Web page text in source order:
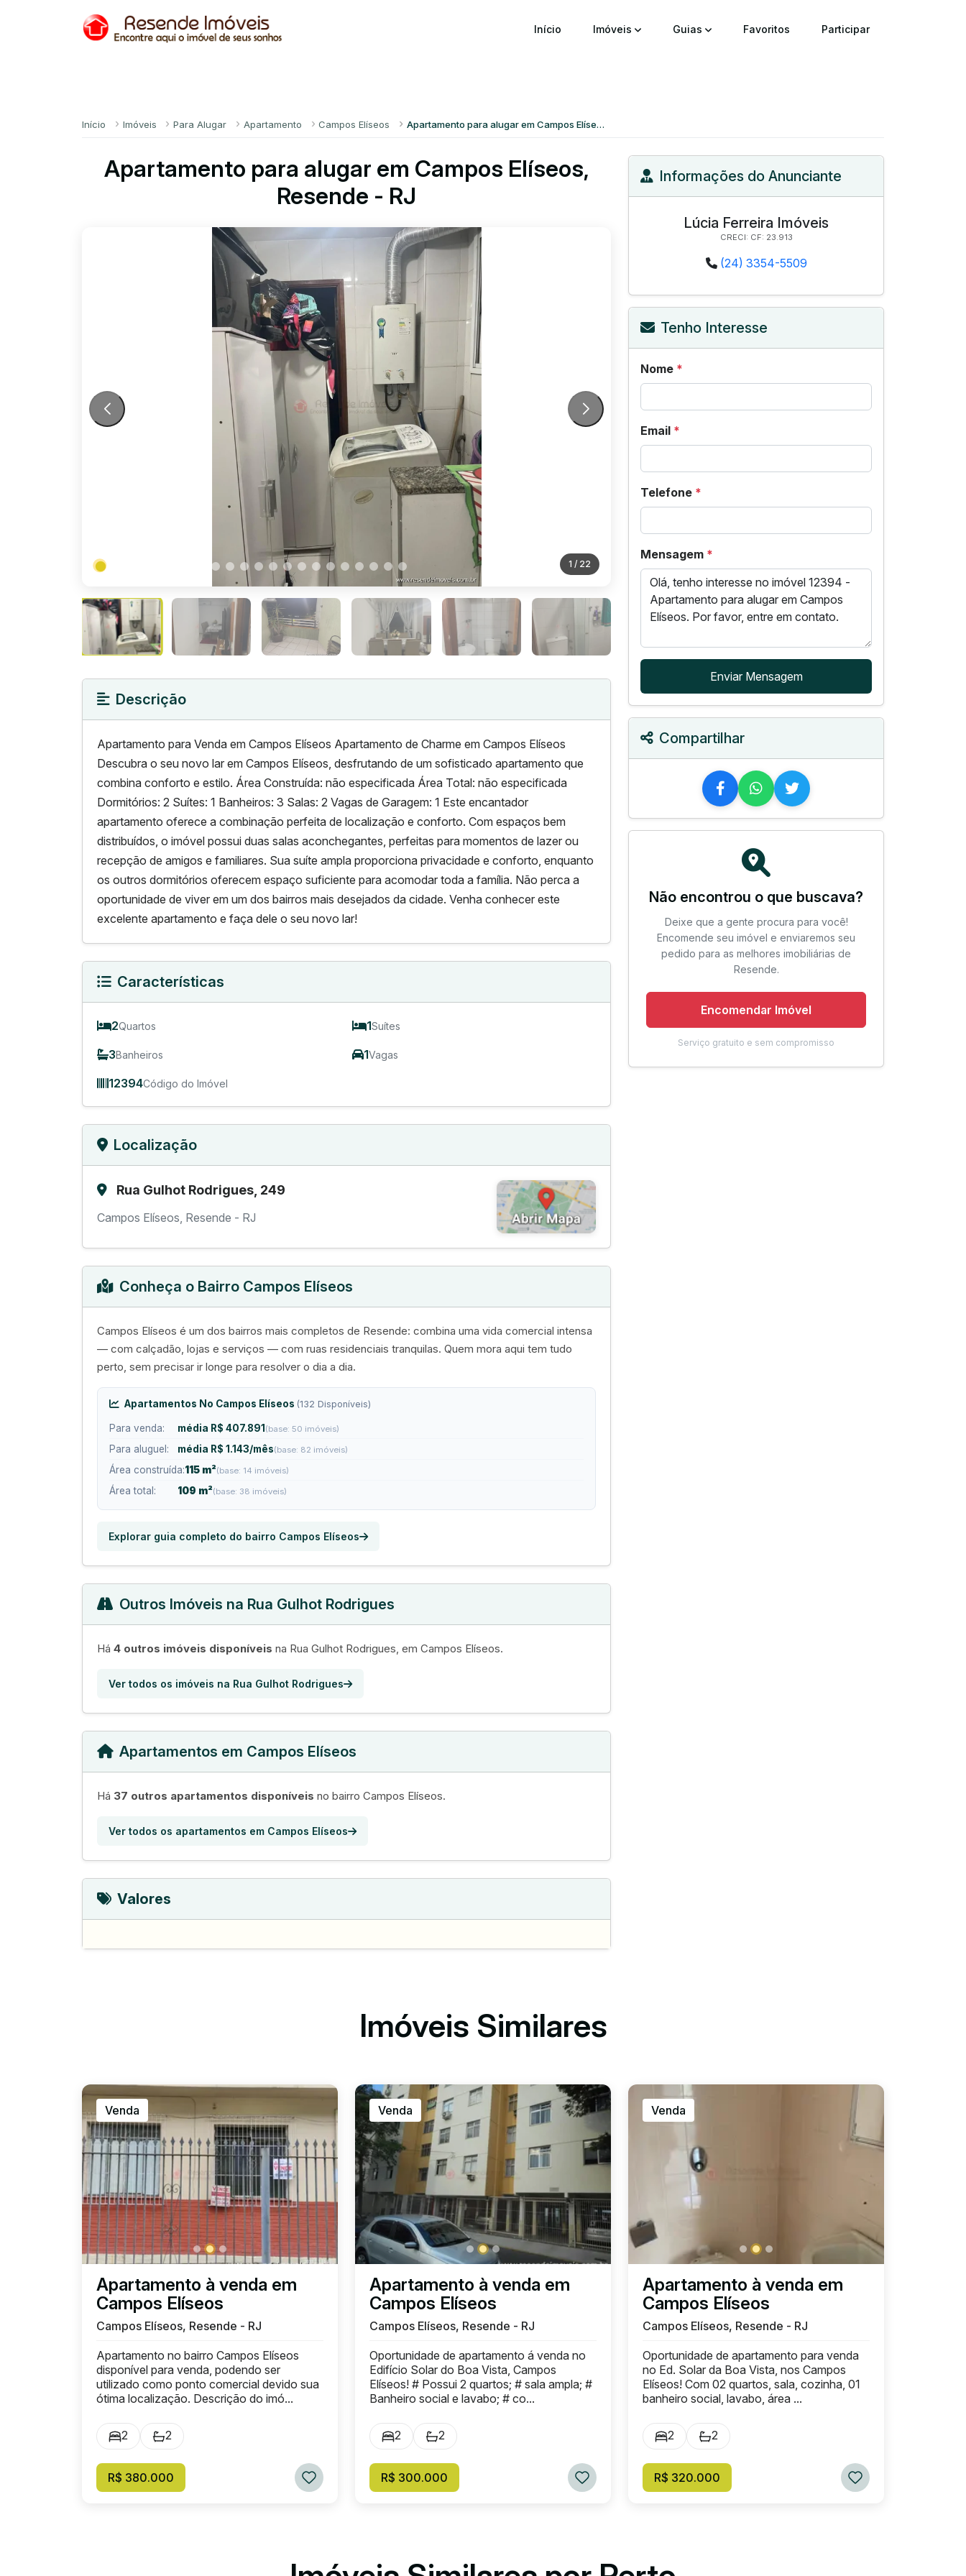
Início Imóveis Guias Favoritos Participar
Início Imóveis Para Alugar Apartamento Campos Elíseos Apartamento para alugar em Campos Elíseos
Apartamento para alugar em Campos Elíseos,
Resende - RJ
1 / 22
Descrição
Apartamento para Venda em Campos Elíseos Apartamento de Charme em Campos Elíseos
Descubra o seu novo lar em Campos Elíseos, desfrutando de um sofisticado apartamento que
combina conforto e estilo. Área Construída: não especificada Área Total: não especificada
Dormitórios: 2 Suítes: 1 Banheiros: 3 Salas: 2 Vagas de Garagem: 1 Este encantador
apartamento oferece a combinação perfeita de localização e conforto. Com espaços bem
distribuídos, o imóvel possui duas salas aconchegantes, perfeitas para momentos de lazer ou
recepção de amigos e familiares. Sua suíte ampla proporciona privacidade e conforto, enquanto
os outros dormitórios oferecem espaço suficiente para acomodar toda a família. Não perca a
oportunidade de viver em um dos bairros mais desejados da cidade. Venha conhecer este
excelente apartamento e faça dele o seu novo lar!
Características
2Quartos 1Suítes
3Banheiros 1Vagas
12394Código do Imóvel
Localização
Rua Gulhot Rodrigues, 249
Campos Elíseos, Resende - RJ
Conheça o Bairro Campos Elíseos
Campos Elíseos é um dos bairros mais completos de Resende: combina uma vida comercial intensa
— com calçadão, lojas e serviços — com ruas residenciais tranquilas. Quem mora aqui tem tudo
perto, sem precisar ir longe para resolver o dia a dia.
Apartamentos No Campos Elíseos (132 Disponíveis)
Para venda: média R$ 407.891 (base: 50 imóveis)
Para aluguel: média R$ 1.143/mês(base: 82 imóveis)
Área construída:115 m²(base: 14 imóveis)
Área total: 109 m²(base: 38 imóveis)
Explorar guia completo do bairro Campos Elíseos
Outros Imóveis na Rua Gulhot Rodrigues
Há 4 outros imóveis disponíveis na Rua Gulhot Rodrigues, em Campos Elíseos.
Ver todos os imóveis na Rua Gulhot Rodrigues
Apartamentos em Campos Elíseos
Há 37 outros apartamentos disponíveis no bairro Campos Elíseos.
Ver todos os apartamentos em Campos Elíseos
Valores
Informações do Anunciante
Lúcia Ferreira Imóveis
CRECI: CF: 23.913
(24) 3354-5509
Tenho Interesse
Nome *
Email *
Telefone *
Mensagem *
Enviar Mensagem
Compartilhar
Não encontrou o que buscava?
Deixe que a gente procura para você!
Encomende seu imóvel e enviaremos seu
pedido para as melhores imobiliárias de
Resende.
Encomendar Imóvel
Serviço gratuito e sem compromisso
Imóveis Similares
Venda
Apartamento à venda em
Campos Elíseos
Campos Elíseos, Resende - RJ
Apartamento no bairro Campos Elíseos
disponível para venda, podendo ser
utilizado como ponto comercial devido sua
ótima localização. Descrição do imó...
2 2
R$ 380.000
Venda
Apartamento à venda em
Campos Elíseos
Campos Elíseos, Resende - RJ
Oportunidade de apartamento á venda no
Edifício Solar do Boa Vista, Campos
Elíseos! # Possui 2 quartos; # sala ampla; #
Banheiro social e lavabo; # co...
2 2
R$ 300.000
Venda
Apartamento à venda em
Campos Elíseos
Campos Elíseos, Resende - RJ
Oportunidade de apartamento para venda
no Ed. Solar da Boa Vista, nos Campos
Elíseos! Com 02 quartos, sala, cozinha, 01
banheiro social, lavabo, área ...
2 2
R$ 320.000